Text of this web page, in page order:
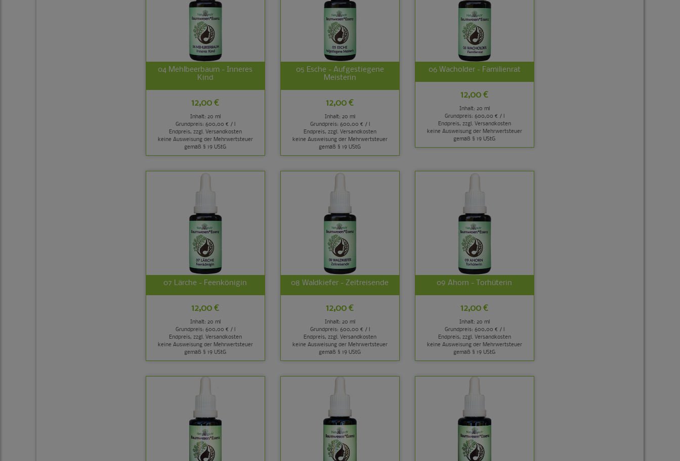
04 Mehlbeerbaum - Inneres
Kind
12,00 €
Inhalt: 20 ml
Grundpreis: 600,00 € / l
Endpreis, zzgl. Versandkosten
keine Ausweisung der Mehrwertsteuer
gemäß § 19 UStG
05 Esche - Aufgestiegene
Meisterin
12,00 €
Inhalt: 20 ml
Grundpreis: 600,00 € / l
Endpreis, zzgl. Versandkosten
keine Ausweisung der Mehrwertsteuer
gemäß § 19 UStG
06 Wacholder - Familienrat
12,00 €
Inhalt: 20 ml
Grundpreis: 600,00 € / l
Endpreis, zzgl. Versandkosten
keine Ausweisung der Mehrwertsteuer
gemäß § 19 UStG
07 Lärche - Feenkönigin
12,00 €
Inhalt: 20 ml
Grundpreis: 600,00 € / l
Endpreis, zzgl. Versandkosten
keine Ausweisung der Mehrwertsteuer
gemäß § 19 UStG
08 Waldkiefer - Zeitreisende
12,00 €
Inhalt: 20 ml
Grundpreis: 600,00 € / l
Endpreis, zzgl. Versandkosten
keine Ausweisung der Mehrwertsteuer
gemäß § 19 UStG
09 Ahorn - Torhüterin
12,00 €
Inhalt: 20 ml
Grundpreis: 600,00 € / l
Endpreis, zzgl. Versandkosten
keine Ausweisung der Mehrwertsteuer
gemäß § 19 UStG